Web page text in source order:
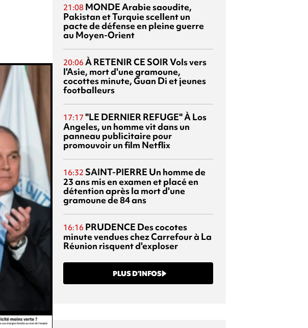
21:08 MONDEArabie saoudite,
Pakistan et Turquie scellent un
pacte de défense en pleine guerre
au Moyen-Orient
20:06À RETENIR CE SOIRVols vers
l'Asie, mort d'une gramoune,
cocottes minute, Guan Di et jeunes
footballeurs
17:17 "LE DERNIER REFUGE"À Los
Angeles, un homme vit dans un
panneau publicitaire pour
promouvoir un film Netflix
16:32 SAINT-PIERRE Un homme de
23 ans mis en examen et placé en
détention après la mort d'une
gramoune de 84 ans
16:16 PRUDENCE Des cocotes
minute vendues chez Carrefour à La
Réunion risquent d'exploser
PLUS D’INFOS